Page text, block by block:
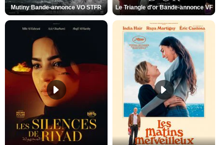
Mutiny Bande-annonce VO STFR Le Triangle d'or Bande-annonce VF